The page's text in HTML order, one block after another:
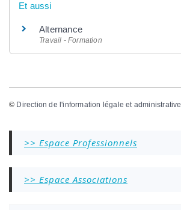
Et aussi
Alternance
Travail - Formation
© Direction de l'information légale et administrative
>> Espace Professionnels
>> Espace Associations